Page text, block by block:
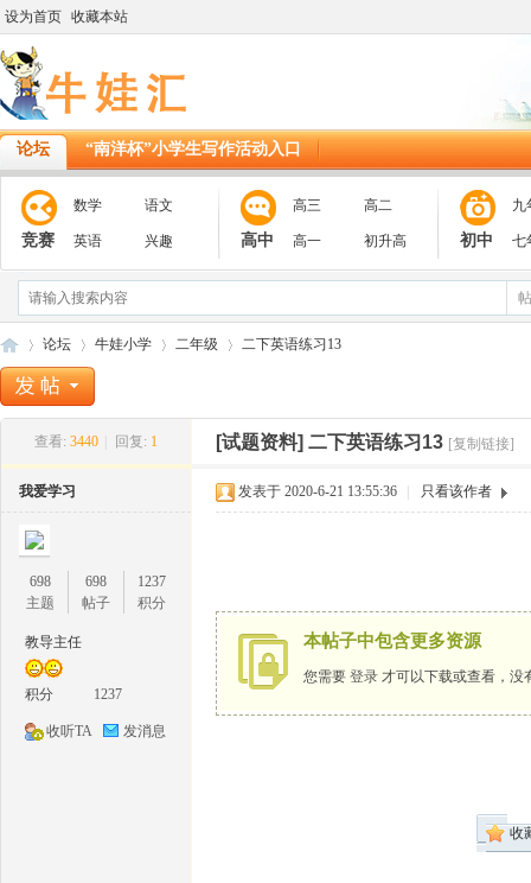
设为首页 收藏本站
论坛 “南洋杯”小学生写作活动入口
竞赛
数学 语文
英语 兴趣 高中
高三 高二
高一 初升高 初中
九
七
论坛
›
牛娃小学
›
二年级
›
二下英语练习13
查看: 3440 回复: 1 [试题资料] 二下英语练习13 [复制链接]
我爱学习
698
主题
698
帖子
1237
积分
教导主任
积分 1237
收听TA 发消息
发表于 2020-6-21 13:55:36 只看该作者
本帖子中包含更多资源
您需要 登录 才可以下载或查看，没
收